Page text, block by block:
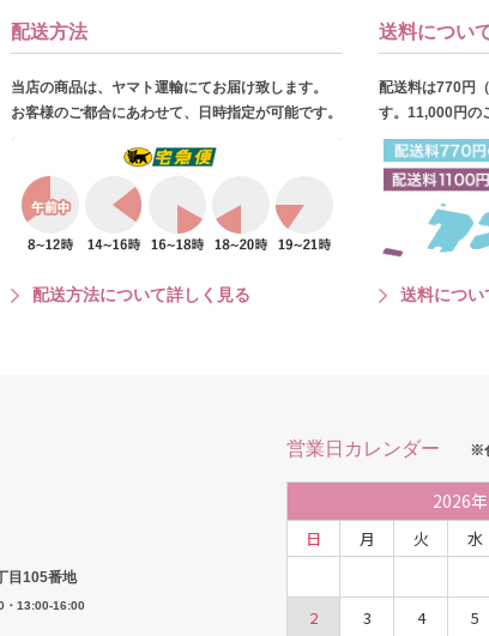
配送方法
当店の商品は、ヤマト運輸にてお届け致します。
お客様のご都合にあわせて、日時指定が可能です。
配送方法について詳しく見る
送料につい
配送料は770円
す。11,000円の
送料につい
目105番地
・13:00-16:00
営業日カレンダー ※
2026年
日 月 火 水
2
3 4 5